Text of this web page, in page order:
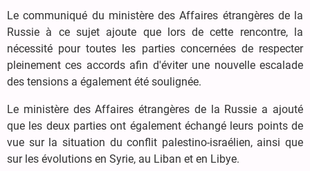
Le communiqué du ministère des Affaires étrangères de la
Russie à ce sujet ajoute que lors de cette rencontre, la
nécessité pour toutes les parties concernées de respecter
pleinement ces accords afin d'éviter une nouvelle escalade
des tensions a également été soulignée.
Le ministère des Affaires étrangères de la Russie a ajouté
que les deux parties ont également échangé leurs points de
vue sur la situation du conflit palestino-israélien, ainsi que
sur les évolutions en Syrie, au Liban et en Libye.